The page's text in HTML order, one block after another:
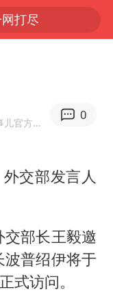
打尽
·新京报政事儿官方网易号
0
交部发言人
部长王毅邀
普绍伊将于
式访问。